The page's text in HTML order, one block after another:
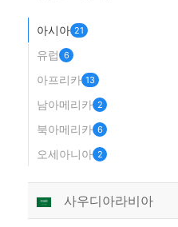
아시아 21
유럽 6
아프리카 13
남아메리카 2
북아메리카 6
오세아니아 2
사우디아라비아